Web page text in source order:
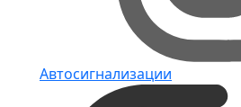
Автосигнализации